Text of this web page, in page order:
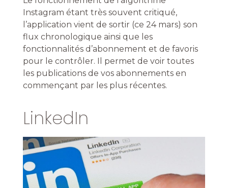
Instagram étant très souvent critiqué,
l’application vient de sortir (ce 24 mars) son
flux chronologique ainsi que les
fonctionnalités d’abonnement et de favoris
pour le contrôler. Il permet de voir toutes
les publications de vos abonnements en
commençant par les plus récentes.
LinkedIn